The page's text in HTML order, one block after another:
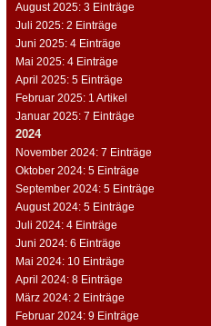
August 2025: 3 Einträge
Juli 2025: 2 Einträge
Juni 2025: 4 Einträge
Mai 2025: 4 Einträge
April 2025: 5 Einträge
Februar 2025: 1 Artikel
Januar 2025: 7 Einträge
2024
November 2024: 7 Einträge
Oktober 2024: 5 Einträge
September 2024: 5 Einträge
August 2024: 5 Einträge
Juli 2024: 4 Einträge
Juni 2024: 6 Einträge
Mai 2024: 10 Einträge
April 2024: 8 Einträge
März 2024: 2 Einträge
Februar 2024: 9 Einträge